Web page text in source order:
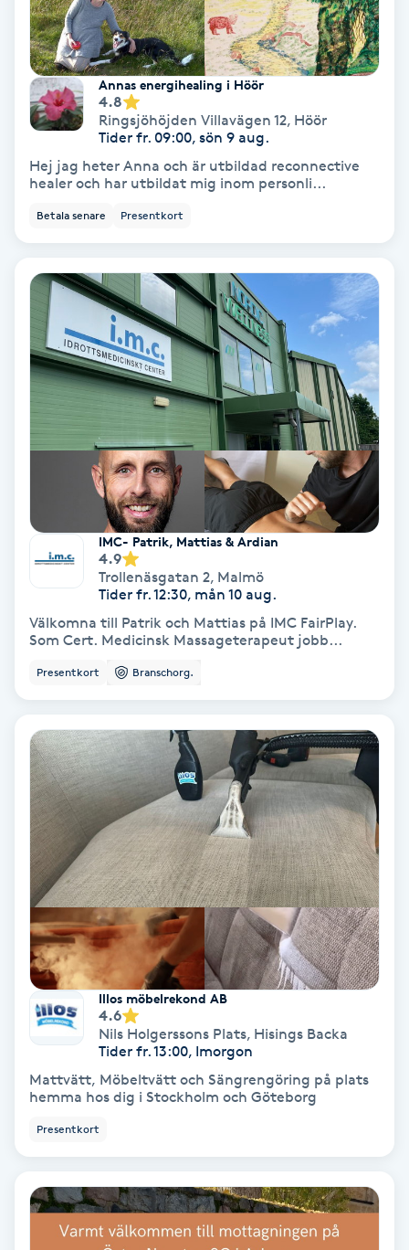
Skinbooster
Sklerosering
Skäggfärgning
Skäggklippning
Skäggtrimmning
Skönhet
Slingor
Spa manikyr & pedikyr
Spraytan
Stylist
Sugaring
Svensk massage
Svettbehandling
Tuina-massage
Taktil massage
Tandblekning
Tandläkare
Tatuering
Annas energihealing i Höör
4.8
Ringsjöhöjden Villavägen 12, Höör
Tider fr. 09:00, sön 9 aug.
Hej jag heter Anna och är utbildad reconnective
healer och har utbildat mig inom personli...
Betala senare Presentkort
IMC- Patrik, Mattias & Ardian
4.9
Trollenäsgatan 2, Malmö
Tider fr. 12:30, mån 10 aug.
Välkomna till Patrik och Mattias på IMC FairPlay.
Som Cert. Medicinsk Massageterapeut jobb...
Presentkort Branschorg.
Illos möbelrekond AB
4.6
Nils Holgerssons Plats, Hisings Backa
Tider fr. 13:00, Imorgon
Mattvätt, Möbeltvätt och Sängrengöring på plats
hemma hos dig i Stockholm och Göteborg
Presentkort